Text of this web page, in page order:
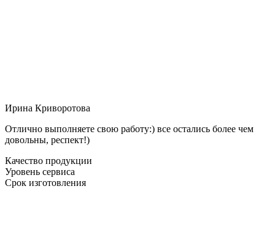
Ирина Криворотова
Отлично выполняете свою работу:) все остались более чем
довольны, респект!)
Качество продукции
Уровень сервиса
Срок изготовления